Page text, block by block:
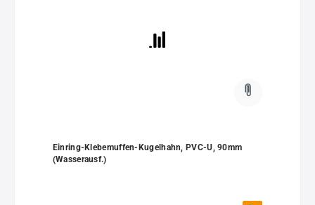
Einring-Klebemuffen-Kugelhahn, PVC-U, 90mm
(Wasserausf.)